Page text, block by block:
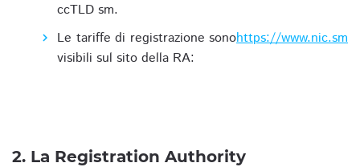
ccTLD sm.
Le tariffe di registrazione sono
visibili sul sito della RA:
https://www.nic.sm
2. La Registration Authority